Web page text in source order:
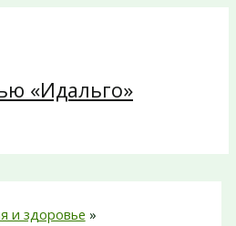
«Идальго»
и здоровье